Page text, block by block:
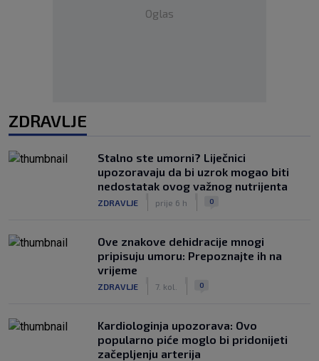
Oglas
ZDRAVLJE
Stalno ste umorni? Liječnici
upozoravaju da bi uzrok mogao biti
nedostatak ovog važnog nutrijenta
ZDRAVLJE prije 6 h 0
Ove znakove dehidracije mnogi
pripisuju umoru: Prepoznajte ih na
vrijeme
ZDRAVLJE 7. kol. 0
Kardiologinja upozorava: Ovo
popularno piće moglo bi pridonijeti
začepljenju arterija